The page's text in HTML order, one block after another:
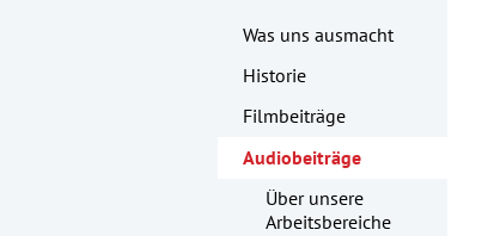
Was uns ausmacht
Historie
Filmbeiträge
Audiobeiträge
Über unsere
Arbeitsbereiche